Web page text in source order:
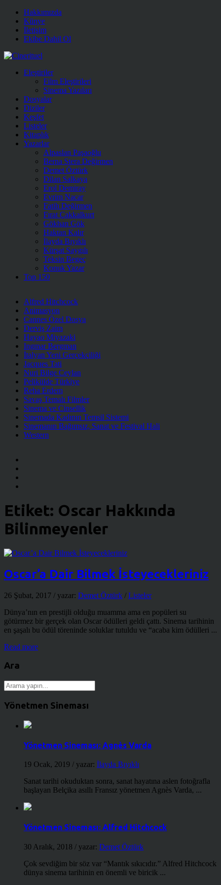
Hakkımızda
Künye
İletişim
Ekibe Dahil Ol
Eleştiriler
Film Eleştirileri
Sinema Yazıları
Dosyalar
Diziler
Keşfet
Listeler
Kitaplık
Yazarlar
Alpaslan Paşaoğlu
Berna Stera Değirmen
Demet Öztürk
Dilan Salkaya
Erol Demiray
Evrim Nacar
Fatih Değirmen
Fırat Çakkalkurt
Gökhan Gök
Haktan Kalır
İlayda Bıyıklı
Kürşat Saygılı
Teksin Begeç
Konuk Yazar
Top 150
Alfred Hitchcock
Animasyon
Cannes Özel Dosya
Derviş Zaim
Hayao Miyazaki
Ingmar Bergman
İtalyan Yeni Gerçekçiliği
Jacques Tati
Nuri Bilge Ceylan
Pelikülde Türkiye
Reha Erdem
Savaş Temalı Filmler
Sinema ve Cinsellik
Sinemada Kadının Temsil Sistemi
Sinemanın Bağımsız, Sanat ve Festival Hali
Western
Etiket: Oscar Hakkında
Bilinmeyenler
Oscar’a Dair Bilmek İsteyecekleriniz
26 Şubat, 2017 / yazar: Demet Öztürk / Listeler
Dünya’nın en prestijli olduğu muamma ama en popüleri su
götürmez bir gerçek olan Oscar ödülleri geldi çattı. Sinema tarihinin
en şaşalı bu ödül töreninde soluklar tutuldu ve “acaba kim ödülleri ...
Read more
Ara
Yönetmen Sineması
Yönetmen Sineması: Agnès Varda
19 Ocak, 2019 / yazar: İlayda Bıyıklı
Sanat tarihi okuduktan sonra, sanat hayatına aslen fotoğrafla
başlayan Belçika asıllı Fransız yönetmen Agnès Varda, ...
Yönetmen Sineması: Alfred Hitchcock
30 Aralık, 2018 / yazar: Demet Öztürk
Çok sevdiğim bir söz var “Mantık sıkıcıdır.” Alfred Hitchcock
dünya sinema tarihinin en önemli ve biricik ...